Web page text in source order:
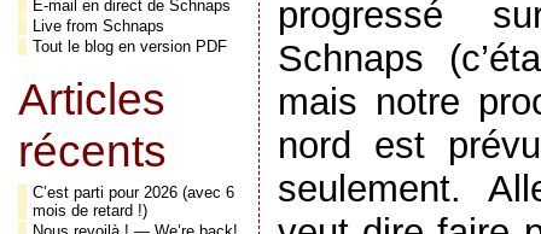
E-mail en direct de Schnaps
Live from Schnaps
Tout le blog en version PDF
Articles
récents
C’est parti pour 2026 (avec 6
mois de retard !)
progressé
Schnaps
mais notre
nord est
seulement.